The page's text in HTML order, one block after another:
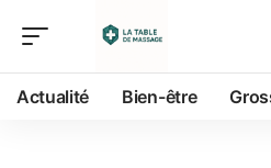
Actualité Bien-être